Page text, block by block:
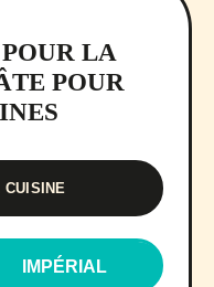
LA
POUR
CUISINE
IMPÉRIAL